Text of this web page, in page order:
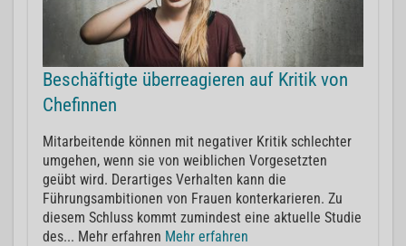
Beschäftigte überreagieren auf Kritik von
Chefinnen
Mitarbeitende können mit negativer Kritik schlechter
umgehen, wenn sie von weiblichen Vorgesetzten
geübt wird. Derartiges Verhalten kann die
Führungsambitionen von Frauen konterkarieren. Zu
diesem Schluss kommt zumindest eine aktuelle Studie
des... Mehr erfahren Mehr erfahren